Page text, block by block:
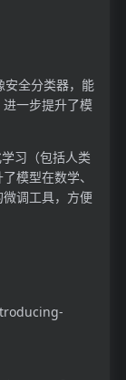
全分类器，能
一步提升了模
习（包括人类
模型在数学、
调工具，方便